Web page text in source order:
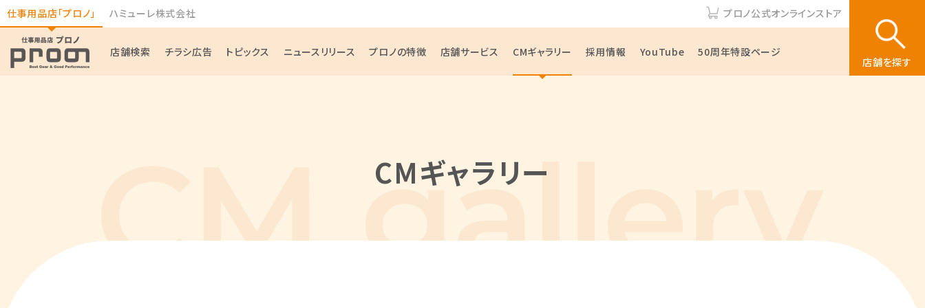
仕事用品店「プロノ」 ハミューレ株式会社 プロノ公式オンラインストア
店舗検索 チラシ広告 トピックス ニュースリリース プロノの特徴 店舗サービス CMギャラリー 採用情報 YouTube 50周年特設ページ
店舗を探す
CMギャラリー